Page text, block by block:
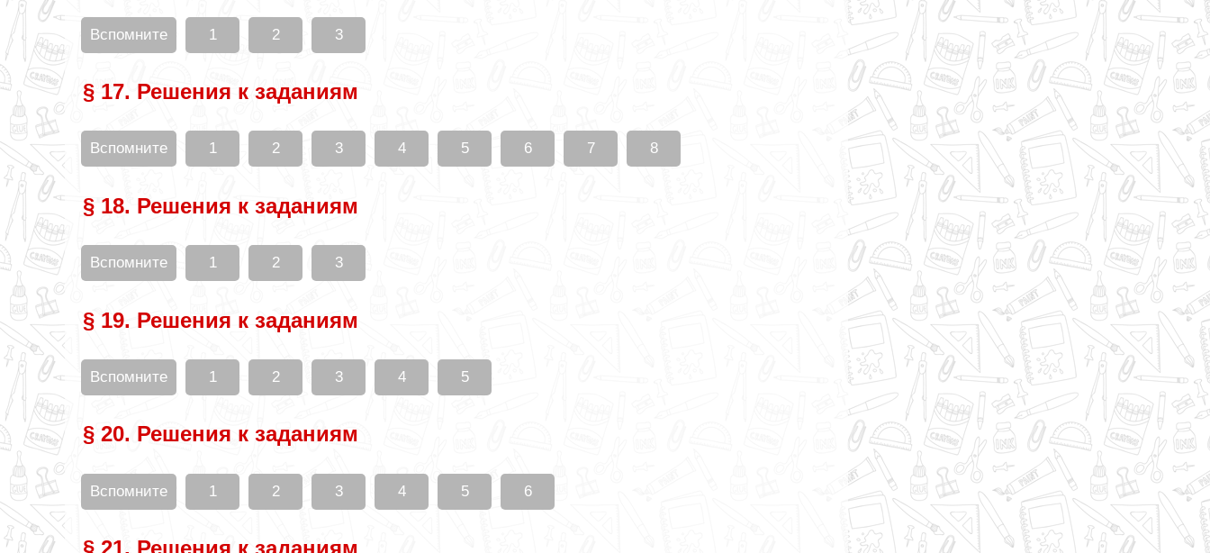
Вспомните 1 2 3
§ 17. Решения к заданиям
Вспомните 1 2 3 4 5 6 7 8
§ 18. Решения к заданиям
Вспомните 1 2 3
§ 19. Решения к заданиям
Вспомните 1 2 3 4 5
§ 20. Решения к заданиям
Вспомните 1 2 3 4 5 6
§ 21. Решения к заданиям